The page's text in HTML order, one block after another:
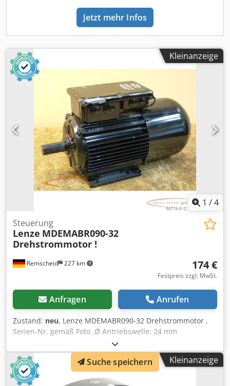
Jetzt mehr Infos
Kleinanzeige
1 /4
Remscheid 227 km
Steuerung
Lenze MDEMABR090-32
Drehstrommotor !
174 €
Festpreis zzgl. MwSt.
Anfragen Anrufen
Zustand: neu, Lenze MDEMABR090-32 Drehstrommotor ,
Serien-Nr. gemäß Foto ,Ø Antriebswelle: 24 mm
,ungebraucht mit Lagerungsspuren (Klemmenkasten
beschädigt (s.Foto), 100% funktionsfähig, Lieferumfang
gem. Fotos Cjdpfoi D I Hgsx Ag Ejha
Kleinanzeige
Suche speichern